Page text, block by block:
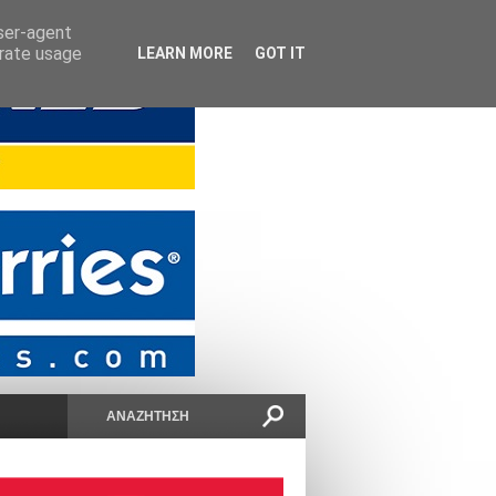
agent
usage
LEARN MORE GOT IT